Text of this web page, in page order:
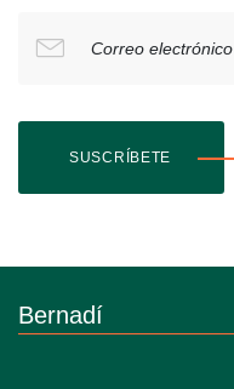
Correo electrónico
SUSCRÍBETE
Bernadí